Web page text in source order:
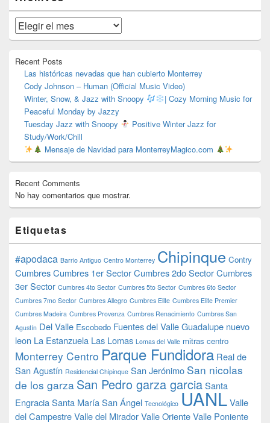
de
widget
barra
lateral
Archivos
Recent Posts
Las históricas nevadas que han cubierto Monterrey
Cody Johnson – Human (Official Music Video)
Winter, Snow, & Jazz with Snoopy
| Cozy Morning Music for
Peaceful Monday by Jazzy
Tuesday Jazz with Snoopy
Positive Winter Jazz for
Study/Work/Chill
Mensaje de Navidad para MonterreyMagico.com
Recent Comments
No hay comentarios que mostrar.
Etiquetas
#apodaca Barrio Antiguo Centro Monterrey Chipinque Contry
CumbresCumbres 1er SectorCumbres 2do SectorCumbres
3er Sector Cumbres 4to Sector Cumbres 5to Sector Cumbres 6to Sector
Cumbres 7mo Sector Cumbres Allegro Cumbres Elite Cumbres Elite Premier
Cumbres Madeira Cumbres Provenza Cumbres Renacimiento Cumbres San
Agustín Del Valle Escobedo Fuentes del ValleGuadalupe nuevo
leon La Estanzuela Las Lomas Lomas del Valle mitras centro
Monterrey Centro Parque Fundidora Real de
San Agustín Residencial Chipinque San Jerónimo San nicolas
de los garza San Pedro garza garciaSanta
EngraciaSanta MaríaSan Ángel Tecnológico UANLValle
del CampestreValle del MiradorValle OrienteValle Poniente